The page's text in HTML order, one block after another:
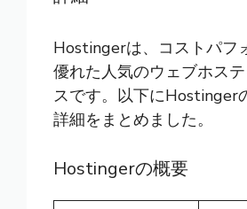
Hostingerは、コストパフ
優れた人気のウェブホス
スです。以下にHostinger
詳細をまとめました。
Hostingerの概要